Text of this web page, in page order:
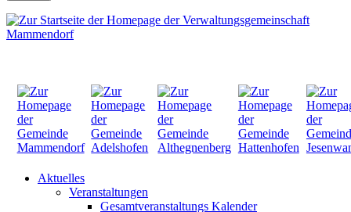
Aktuelles
Veranstaltungen
Gesamtveranstaltungs Kalender